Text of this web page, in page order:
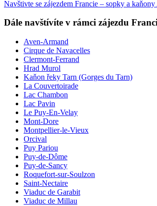
Navštivte se zájezdem Francie – sopky a
Dále navštívíte v rámci zájezdu
Aven-Armand
Cirque de Navacelles
Clermont-Ferrand
Hrad Murol
Kaňon řeky Tarn (Gorges du Tarn)
La Couvertoirade
Lac Chambon
Lac Pavin
Le Puy-En-Velay
Mont-Dore
Montpellier-le-Vieux
Orcival
Puy Pariou
Puy-de-Dôme
Puy-de-Sancy
Roquefort-sur-Soulzon
Saint-Nectaire
Viaduc de Garabit
Viaduc de Millau